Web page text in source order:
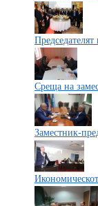
Среща на
Заместник-